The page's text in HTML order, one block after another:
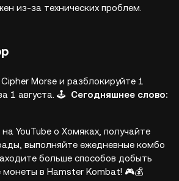
из-за технических проблем.
Morse и разблокируйте 1
1 августа. 🕹️ Сегодняшнее слово:
YouTube о Хомяках, получайте
выполняйте ежедневные комбо
больше способов добыть
в Hamster Kombat! 🎮💰